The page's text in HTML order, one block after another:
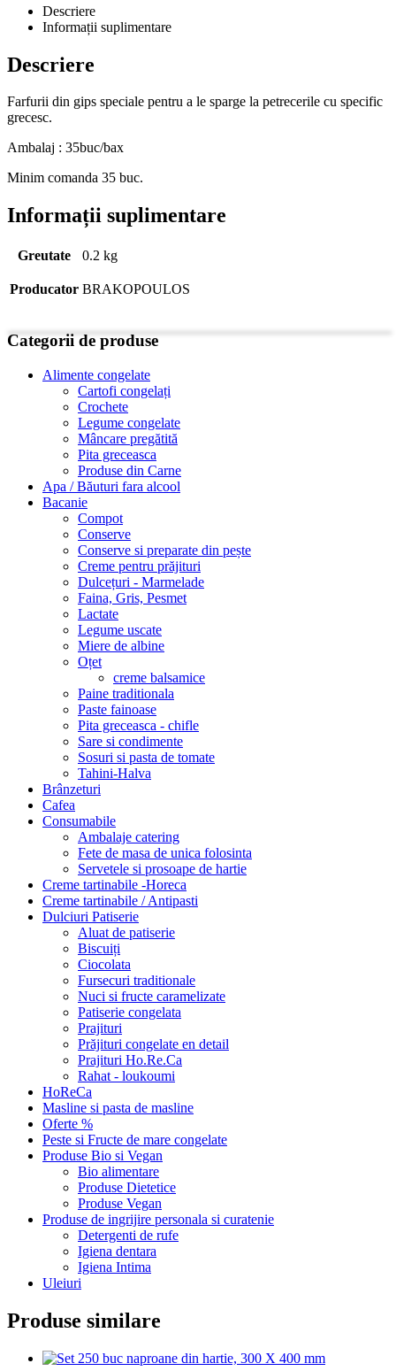
Descriere
Informații suplimentare
Descriere
Farfurii din gips speciale pentru a le sparge la petrecerile cu specific
grecesc.
Ambalaj : 35buc/bax
Minim comanda 35 buc.
Informații suplimentare
Greutate 0.2 kg
Producator BRAKOPOULOS
Categorii de produse
Alimente congelate
Cartofi congelați
Crochete
Legume congelate
Mâncare pregătită
Pita greceasca
Produse din Carne
Apa / Băuturi fara alcool
Bacanie
Compot
Conserve
Conserve si preparate din pește
Creme pentru prăjituri
Dulcețuri - Marmelade
Faina, Gris, Pesmet
Lactate
Legume uscate
Miere de albine
Oțet
creme balsamice
Paine traditionala
Paste fainoase
Pita greceasca - chifle
Sare si condimente
Sosuri si pasta de tomate
Tahini-Halva
Brânzeturi
Cafea
Consumabile
Ambalaje catering
Fete de masa de unica folosinta
Servetele si prosoape de hartie
Creme tartinabile -Horeca
Creme tartinabile / Antipasti
Dulciuri Patiserie
Aluat de patiserie
Biscuiți
Ciocolata
Fursecuri traditionale
Nuci si fructe caramelizate
Patiserie congelata
Prajituri
Prăjituri congelate en detail
Prajituri Ho.Re.Ca
Rahat - loukoumi
HoReCa
Masline si pasta de masline
Oferte %
Peste si Fructe de mare congelate
Produse Bio si Vegan
Bio alimentare
Produse Dietetice
Produse Vegan
Produse de ingrijire personala si curatenie
Detergenti de rufe
Igiena dentara
Igiena Intima
Uleiuri
Produse similare